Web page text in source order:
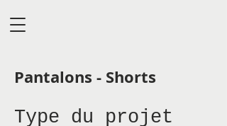
Pantalons - Shorts
Type du projet